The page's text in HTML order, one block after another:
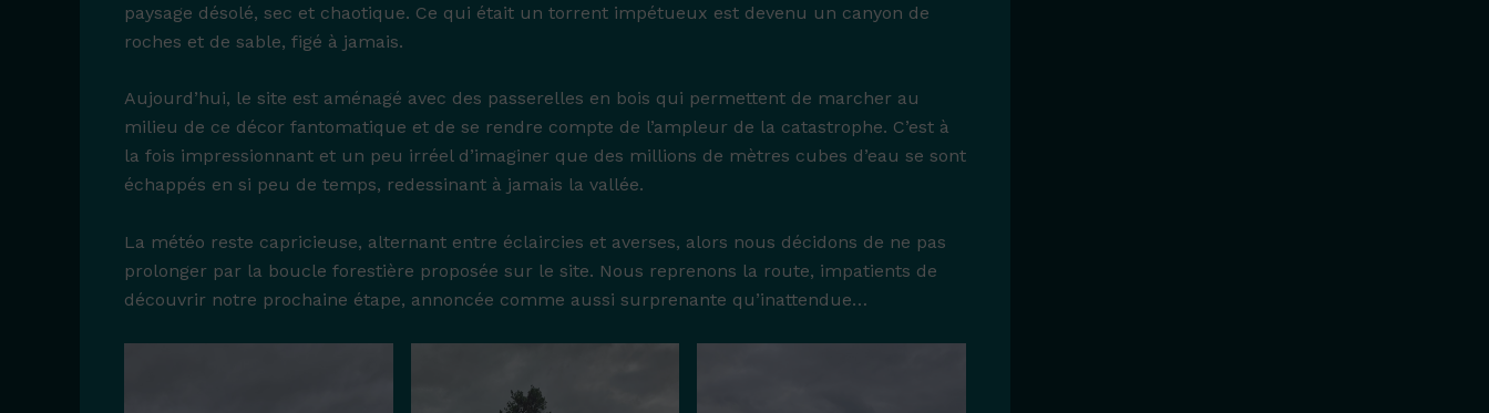
paysage désolé, sec et chaotique. Ce qui était un torrent impétueux est devenu un canyon de
roches et de sable, figé à jamais.
Aujourd’hui, le site est aménagé avec des passerelles en bois qui permettent de marcher au
milieu de ce décor fantomatique et de se rendre compte de l’ampleur de la catastrophe. C’est à
la fois impressionnant et un peu irréel d’imaginer que des millions de mètres cubes d’eau se sont
échappés en si peu de temps, redessinant à jamais la vallée.
La météo reste capricieuse, alternant entre éclaircies et averses, alors nous décidons de ne pas
prolonger par la boucle forestière proposée sur le site. Nous reprenons la route, impatients de
découvrir notre prochaine étape, annoncée comme aussi surprenante qu’inattendue…